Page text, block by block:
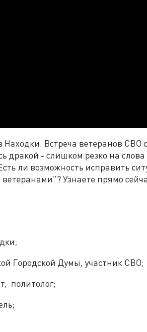
Встреча ветеранов СВО
дракой - слишком резко на
ли возможность исправить
Узнаете прямо
Городской Думы, участник СВО;
политолог;